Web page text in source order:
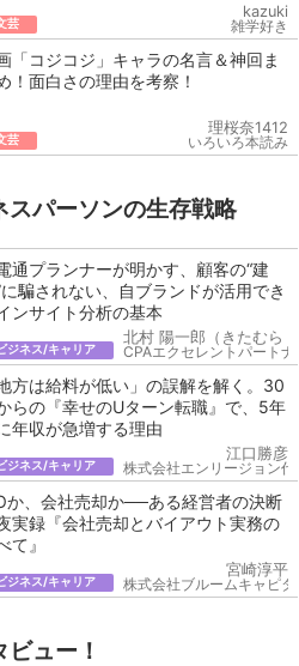
芸
kazuki
雑学好き
「コジコジ」キャラの名言＆神回ま
！面白さの理由を考察！
芸
理桜奈1412
いろいろ本読み
パーソンの生存戦略
通プランナーが明かす、顧客の“建
に騙されない、自ブランドが活用でき
ンサイト分析の基本
ジネス/キャリア
北村 陽一郎（きたむら
CPAエクセレントパート
地方は給料が低い」の誤解を解く。30
らの『幸せのUターン転職』で、5年
年収が急増する理由
ジネス/キャリア
江口勝彦
株式会社エンリージョン代
か、会社売却か──ある経営者の決断
実録『会社売却とバイアウト実務の
て』
ジネス/キャリア
宮崎淳平
株式会社ブルームキャピ
ュー！